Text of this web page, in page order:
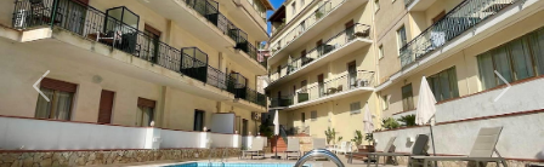
Previous